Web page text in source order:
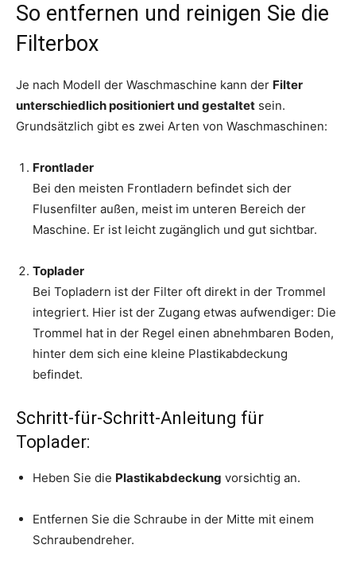
So entfernen und reinigen Sie die
Filterbox
Je nach Modell der Waschmaschine kann der Filter
unterschiedlich positioniert und gestaltet sein.
Grundsätzlich gibt es zwei Arten von Waschmaschinen:
Frontlader
Bei den meisten Frontladern befindet sich der
Flusenfilter außen, meist im unteren Bereich der
Maschine. Er ist leicht zugänglich und gut sichtbar.
Toplader
Bei Topladern ist der Filter oft direkt in der Trommel
integriert. Hier ist der Zugang etwas aufwendiger: Die
Trommel hat in der Regel einen abnehmbaren Boden,
hinter dem sich eine kleine Plastikabdeckung
befindet.
Schritt-für-Schritt-Anleitung für
Toplader:
Heben Sie die Plastikabdeckung vorsichtig an.
Entfernen Sie die Schraube in der Mitte mit einem
Schraubendreher.